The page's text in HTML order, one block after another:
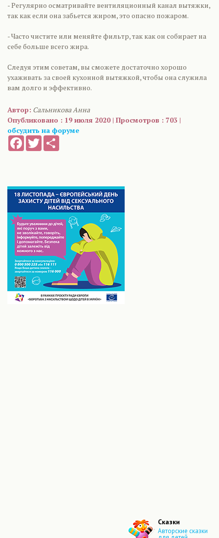
- Регулярно осматривайте вентиляционный канал вытяжки,
так как если она забьется жиром, это опасно пожаром.
- Часто чистите или меняйте фильтр, так как он собирает на
себе больше всего жира.
Следуя этим советам, вы сможете достаточно хорошо
ухаживать за своей кухонной вытяжкой, чтобы она служила
вам долго и эффективно.
Автор: Сальникова Анна
Опубликовано : 19 июля 2020 | Просмотров : 703 |
обсудить на форуме
FacebookTwitter
Сказки
Авторские сказки